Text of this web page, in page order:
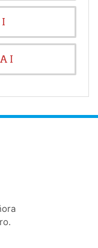
I
I